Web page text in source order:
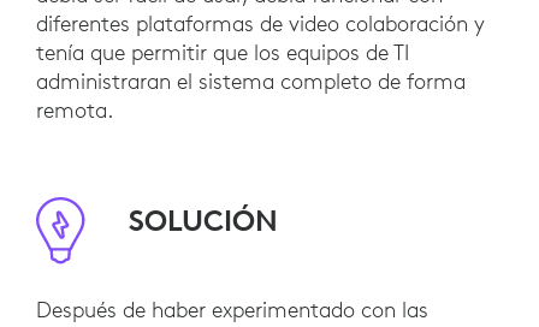
diferentes plataformas de video colaboración y
tenía que permitir que los equipos de TI
administraran el sistema completo de forma
remota.
SOLUCIÓN
Después de haber experimentado con las